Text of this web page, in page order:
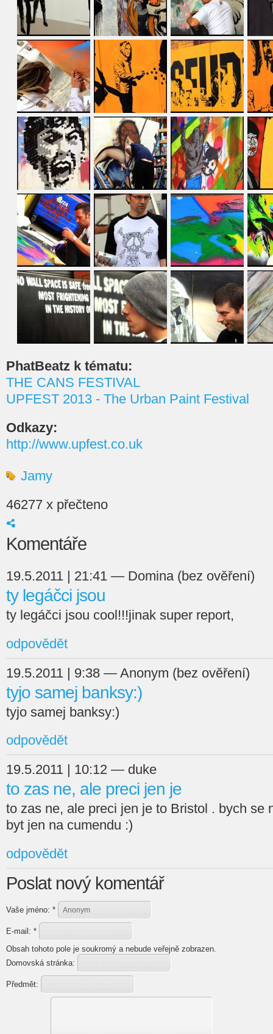
PhatBeatz k tématu:
THE CANS FESTIVAL
UPFEST 2013 - The Urban Paint Festival
Odkazy:
http://www.upfest.co.uk
Jamy
46277 x přečteno
Komentáře
19.5.2011 | 21:41 — Domina (bez ověření)
ty legáčci jsou
ty legáčci jsou cool!!!jinak super report,
odpovědět
19.5.2011 | 9:38 — Anonym (bez ověření)
tyjo samej banksy:)
tyjo samej banksy:)
odpovědět
19.5.2011 | 10:12 — duke
to zas ne, ale preci jen je
to zas ne, ale preci jen je to Bristol . bych se
byt jen na cumendu :)
odpovědět
Poslat nový komentář
Vaše jméno: *
E-mail: *
Obsah tohoto pole je soukromý a nebude veřejně zobrazen.
Domovská stránka:
Předmět: